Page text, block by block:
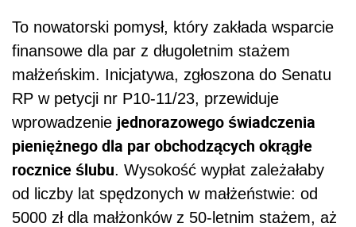
To nowatorski pomysł, który zakłada wsparcie
finansowe dla par z długoletnim stażem
małżeńskim. Inicjatywa, zgłoszona do Senatu
RP w petycji nr P10-11/23, przewiduje
wprowadzenie jednorazowego świadczenia
pieniężnego dla par obchodzących okrągłe
rocznice ślubu. Wysokość wypłat zależałaby
od liczby lat spędzonych w małżeństwie: od
5000 zł dla małżonków z 50-letnim stażem, aż